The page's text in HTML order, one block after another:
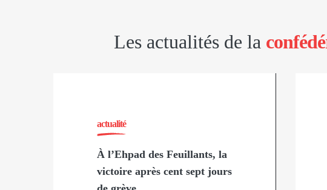
Les actualités de la
actualité
À l’Ehpad des Feuillants, la
victoire après cent sept jours